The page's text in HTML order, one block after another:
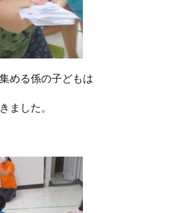
める係の子どもは
ました。